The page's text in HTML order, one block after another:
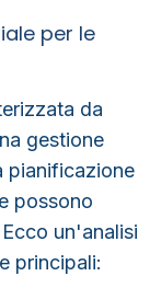
per le
da
gestione
pianificazione
possono
un'analisi
principali: